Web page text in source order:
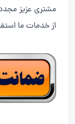
مشتری عزیز
از خدمات ما